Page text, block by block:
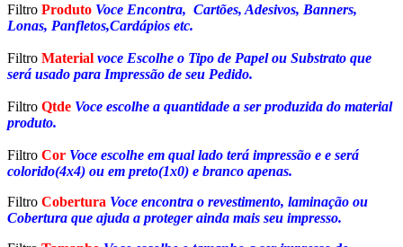
Filtro Produto Voce Encontra, Cartões, Adesivos, Banners,
Lonas, Panfletos,Cardápios etc.
Filtro Material voce Escolhe o Tipo de Papel ou Substrato que
será usado para Impressão de seu Pedido.
Filtro Qtde Voce escolhe a quantidade a ser produzida do material
produto.
Filtro Cor Voce escolhe em qual lado terá impressão e e será
colorido(4x4) ou em preto(1x0) e branco apenas.
Filtro Cobertura Voce encontra o revestimento, laminação ou
Cobertura que ajuda a proteger ainda mais seu impresso.